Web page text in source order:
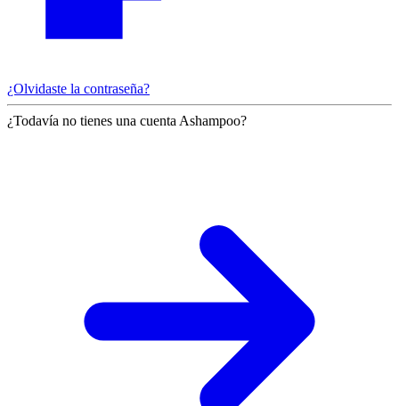
¿Olvidaste la contraseña?
¿Todavía no tienes una cuenta Ashampoo?